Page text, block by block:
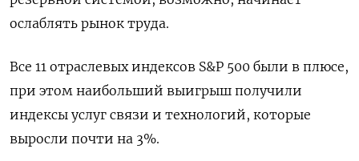
ослаблять рынок труда.
Все 11 отраслевых индексов S&P 500 были в плюсе,
при этом наибольший выигрыш получили
индексы услуг связи и технологий, которые
выросли почти на 3%.